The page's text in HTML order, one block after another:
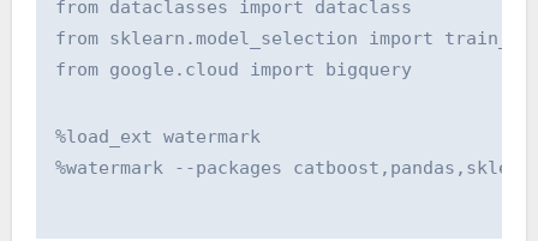
from dataclasses import dataclass
from sklearn.model_selection import
from google.cloud import bigquery
%load_ext watermark
%watermark --packages